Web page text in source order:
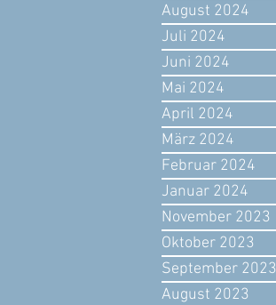
August 2024
Juli 2024
Juni 2024
Mai 2024
April 2024
März 2024
Februar 2024
Januar 2024
November 2023
Oktober 2023
September 2023
August 2023